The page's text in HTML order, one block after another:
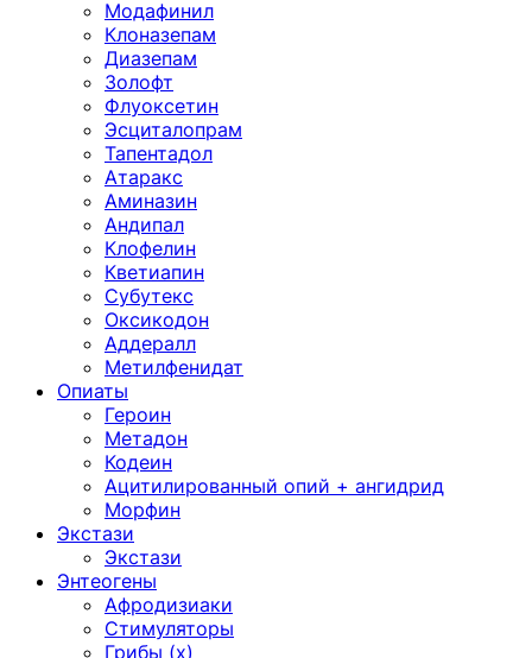
Модафинил
Клоназепам
Диазепам
Золофт
Флуоксетин
Эсциталопрам
Тапентадол
Атаракс
Аминазин
Андипал
Клофелин
Кветиапин
Субутекс
Оксикодон
Аддералл
Метилфенидат
Опиаты
Героин
Метадон
Кодеин
Ацитилированный опий + ангидрид
Морфин
Экстази
Экстази
Энтеогены
Афродизиаки
Стимуляторы
Грибы (х)